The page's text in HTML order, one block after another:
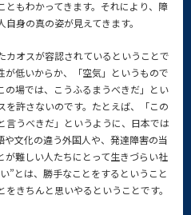
ともわかってきます。それにより、障
身の真の姿が見えてきます。
カオスが容認されているということで
が低いからか、「空気」というもので
の場では、こうふるまうべきだ」とい
を許さないのです。たとえば、「この
言うべきだ」というように、日本では
文化の違う外国人や、発達障害の当
難しい人たちにとって生きづらい社
”とは、勝手なことをするということ
きちんと思いやるということです。